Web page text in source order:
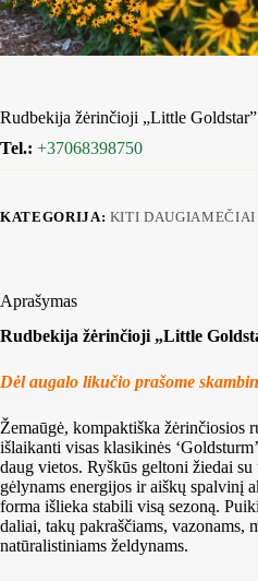
Rudbekija žėrinčioji „Little Goldstar”
Tel.: +37068398750
KATEGORIJA: KITI DAUGIAMEČIAI
Aprašymas
Rudbekija žėrinčioji „Little
Dėl augalo likučio prašome
Žemaūgė, kompaktiška žėrinčiosios
išlaikanti visas klasikinės
daug vietos. Ryškūs geltoni žiedai
gėlynams energijos ir aiškų spalvinį
forma išlieka stabili visą sezoną.
daliai, takų pakraščiams, vazonams,
natūralistiniams želdynams.